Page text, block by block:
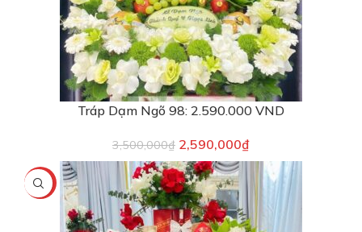
Tráp Dạm Ngõ 98: 2.590.000 VND
3,500,000₫ 2,590,000₫
-8%